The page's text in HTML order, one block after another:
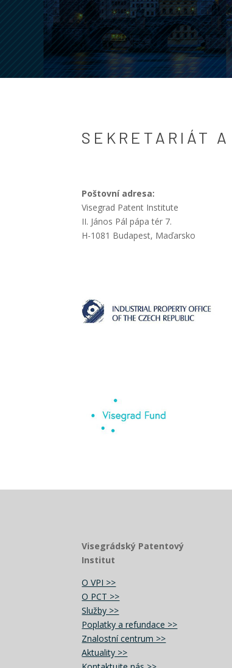
SEKRETARIÁT
Poštovní adresa:
Visegrad Patent Institute
II. János Pál pápa tér 7.
H-1081 Budapest, Maďarsko
Visegrádský Patentový
Institut
O VPI >>
O PCT >>
Služby >>
Poplatky a refundace >>
Znalostní centrum >>
Aktuality >>